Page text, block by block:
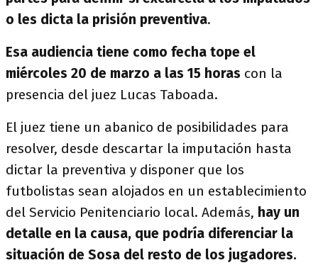
o les dicta la prisión preventiva.
Esa audiencia tiene como fecha tope el
miércoles 20 de marzo a las 15 horas con la
presencia del juez Lucas Taboada.
El juez tiene un abanico de posibilidades para
resolver, desde descartar la imputación hasta
dictar la preventiva y disponer que los
futbolistas sean alojados en un establecimiento
del Servicio Penitenciario local. Además, hay un
detalle en la causa, que podría diferenciar la
situación de Sosa del resto de los jugadores.